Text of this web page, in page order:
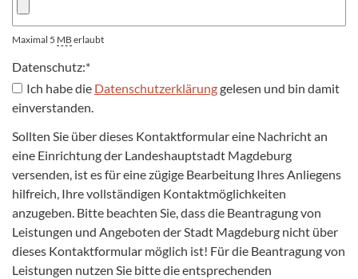
Maximal 5 MB erlaubt
Datenschutz:*
Ich habe die Datenschutzerklärunggelesen und bin damit
einverstanden.
Sollten Sie über dieses Kontaktformular eine Nachricht an
eine Einrichtung der Landeshauptstadt Magdeburg
versenden, ist es für eine zügige Bearbeitung Ihres Anliegens
hilfreich, Ihre vollständigen Kontaktmöglichkeiten
anzugeben. Bitte beachten Sie, dass die Beantragung von
Leistungen und Angeboten der Stadt Magdeburg nicht über
dieses Kontaktformular möglich ist! Für die Beantragung von
Leistungen nutzen Sie bitte die entsprechenden